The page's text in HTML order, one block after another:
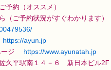
予約（オススメ）
（ご予約状況がすぐわかります）
https://ayun.jp
ージ https://www.ayunatah.jp
久平駅南１４－６ 新日本ビル2F